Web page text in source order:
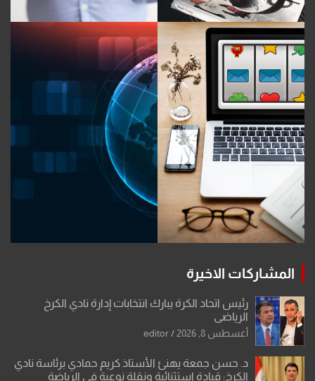
المشاركات الاخيرة
رئيس اتحاد الكرة يبارك انتخابات إدارة نادي الكرخ
الرياضي
أغسطس 8, 2026 editor
د. حسن جمعة يهنئ الأستاذ كريم حمادي برئاسة نادي
الكرخ: قيادة استثنائية ونقلة نوعية في الرياضة